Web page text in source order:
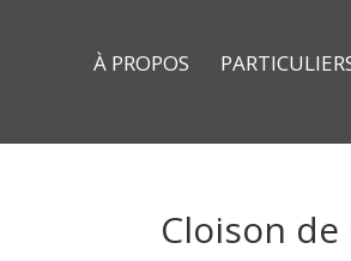
À PROPOS
Cloison de